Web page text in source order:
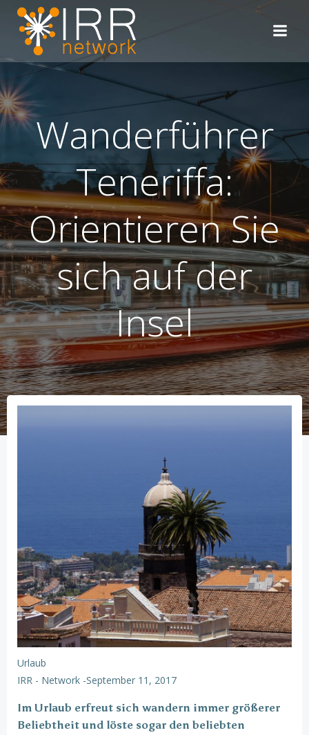
Wanderführer
Teneriffa:
Orientieren Sie
sich auf der
Insel
Urlaub
IRR - Network -September 11, 2017
Im Urlaub erfreut sich wandern immer größerer
Beliebtheit und löste sogar den beliebten